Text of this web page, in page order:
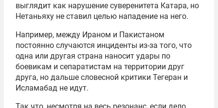
выглядит как нарушение суверенитета Катара, но
Нетаньяху не ставил целью нападение на него.
Например, между Ираном и Пакистаном
постоянно случаются инциденты из-за того, что
одна или другая страна наносит удары по
боевикам и сепаратистам на территории друг
друга, но дальше словесной критики Тегеран и
Исламабад не идут.